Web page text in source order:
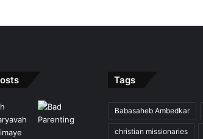
Tags
Babasaheb Ambedkar
christian missionaries